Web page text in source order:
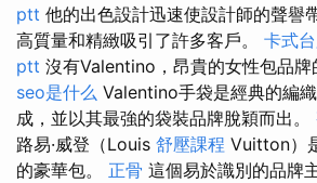
ptt 他的出色設計迅速使設計師的聲譽
高質量和精緻吸引了許多客戶。 卡式
ptt 沒有Valentino，昂貴的女性包品牌
seo是什么 Valentino手袋是經典的編
成，並以其最強的袋裝品牌脫穎而出。
路易·威登（Louis 舒壓課程 Vuitton）
的豪華包。 正骨 這個易於識別的品牌